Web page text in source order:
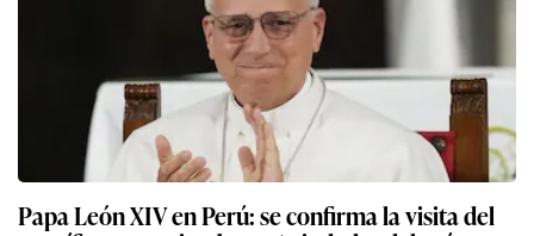
Papa León XIV en Perú: se confirma la visita del